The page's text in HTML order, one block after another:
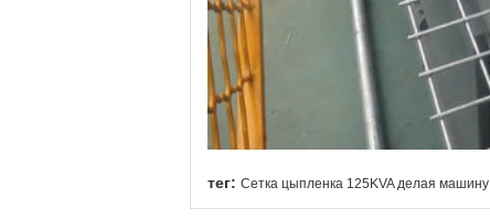
тег: Сетка цыпленка 125KVA делая машину